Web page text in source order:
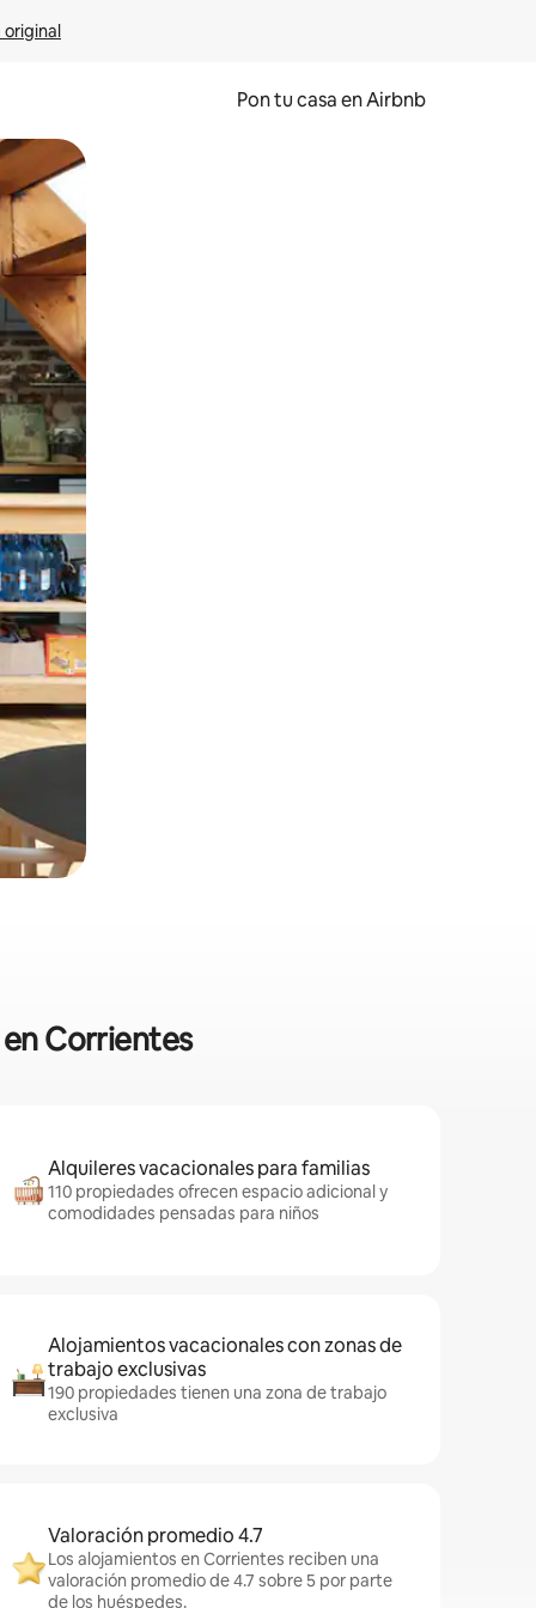
original
Pon tu casa en Airbnb
desliza el dedo.
Corrientes
Alquileres vacacionales para familias
110 propiedades ofrecen espacio adicional y
comodidades pensadas para niños
Alojamientos vacacionales con zonas de
trabajo exclusivas
190 propiedades tienen una zona de trabajo
exclusiva
Valoración promedio 4.7
Los alojamientos en Corrientes reciben una
valoración promedio de 4.7 sobre 5 por parte
de los huéspedes.